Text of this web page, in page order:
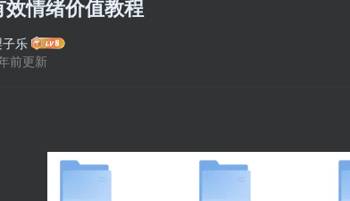
情绪价值教程
乐
前更新